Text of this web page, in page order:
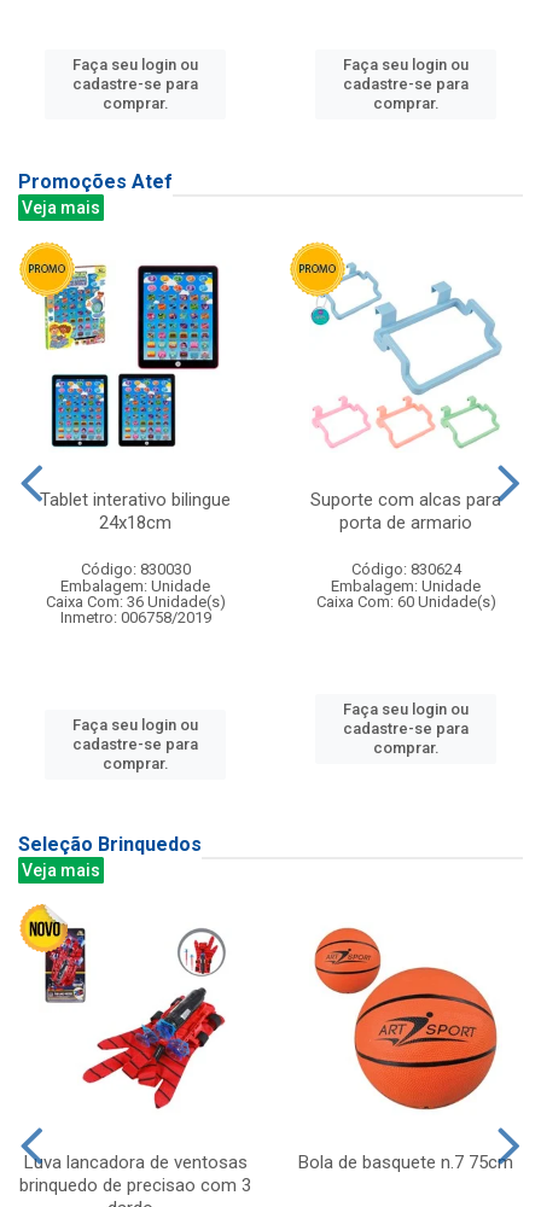
Faça seu login ou
cadastre-se para
comprar.
Faça seu login ou
cadastre-se para
comprar.
Promoções Atef
Veja mais
Tablet interativo bilingue
24x18cm
Código: 830030
Embalagem: Unidade
Caixa Com: 36 Unidade(s)
Inmetro: 006758/2019
Faça seu login ou
cadastre-se para
comprar.
Suporte com alcas para
porta de armario
Código: 830624
Embalagem: Unidade
Caixa Com: 60 Unidade(s)
Faça seu login ou
cadastre-se para
comprar.
Seleção Brinquedos
Veja mais
Luva lancadora de ventosas
brinquedo de precisao com 3
Bola de basquete n.7 75cm